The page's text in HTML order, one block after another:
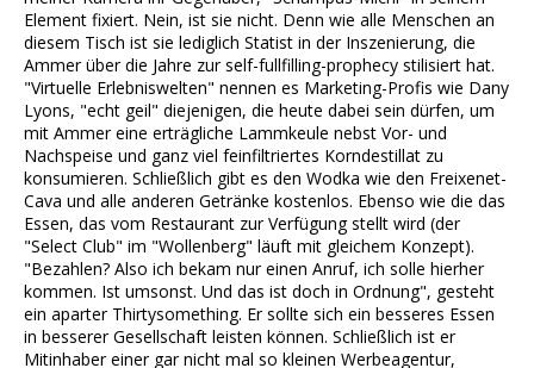
Element fixiert. Nein, ist sie nicht. Denn wie alle Menschen an
diesem Tisch ist sie lediglich Statist in der Inszenierung, die
Ammer über die Jahre zur self-fullfilling-prophecy stilisiert hat.
"Virtuelle Erlebniswelten" nennen es Marketing-Profis wie Dany
Lyons, "echt geil" diejenigen, die heute dabei sein dürfen, um
mit Ammer eine erträgliche Lammkeule nebst Vor- und
Nachspeise und ganz viel feinfiltriertes Korndestillat zu
konsumieren. Schließlich gibt es den Wodka wie den Freixenet-
Cava und alle anderen Getränke kostenlos. Ebenso wie die das
Essen, das vom Restaurant zur Verfügung stellt wird (der
"Select Club" im "Wollenberg" läuft mit gleichem Konzept).
"Bezahlen? Also ich bekam nur einen Anruf, ich solle hierher
kommen. Ist umsonst. Und das ist doch in Ordnung", gesteht
ein aparter Thirtysomething. Er sollte sich ein besseres Essen
in besserer Gesellschaft leisten können. Schließlich ist er
Mitinhaber einer gar nicht mal so kleinen Werbeagentur,